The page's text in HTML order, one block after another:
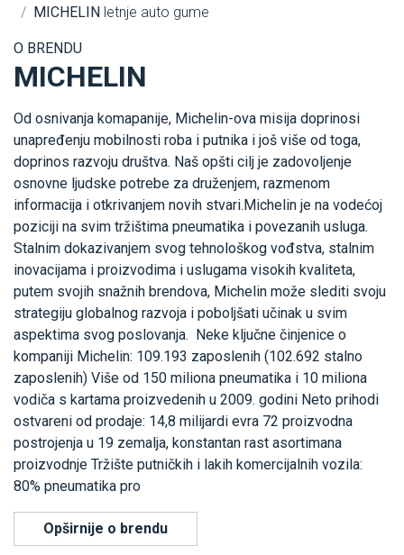
MICHELIN letnje auto gume
O BRENDU
MICHELIN
Od osnivanja komapanije, Michelin-ova misija doprinosi
unapređenju mobilnosti roba i putnika i još više od toga,
doprinos razvoju društva. Naš opšti cilj je zadovoljenje
osnovne ljudske potrebe za druženjem, razmenom
informacija i otkrivanjem novih stvari.Michelin je na vodećoj
poziciji na svim tržištima pneumatika i povezanih usluga.
Stalnim dokazivanjem svog tehnološkog vođstva, stalnim
inovacijama i proizvodima i uslugama visokih kvaliteta,
putem svojih snažnih brendova, Michelin može slediti svoju
strategiju globalnog razvoja i poboljšati učinak u svim
aspektima svog poslovanja. Neke ključne činjenice o
kompaniji Michelin: 109.193 zaposlenih (102.692 stalno
zaposlenih) Više od 150 miliona pneumatika i 10 miliona
vodiča s kartama proizvedenih u 2009. godini Neto prihodi
ostvareni od prodaje: 14,8 milijardi evra 72 proizvodna
postrojenja u 19 zemalja, konstantan rast asortimana
proizvodnje Tržište putničkih i lakih komercijalnih vozila:
80% pneumatika pro
Opširnije o brendu